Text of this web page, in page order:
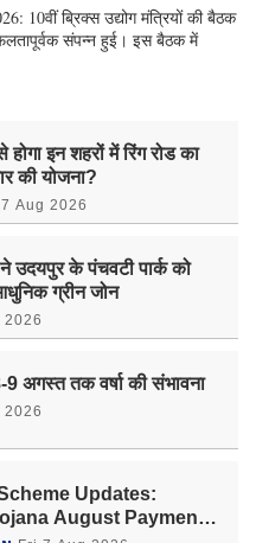
10वीं ब्रिक्स उद्योग मंत्रियों की बैठक
संपन्न हुई। इस बैठक में
इन शहरों में रिंग रोड का
की योजना?
Aug 2026
उदयपुर के पंचवटी पार्क को
ग्रीन जोन
2026
अगस्त तक वर्षा की संभावना
2026
Updates:
August Payment